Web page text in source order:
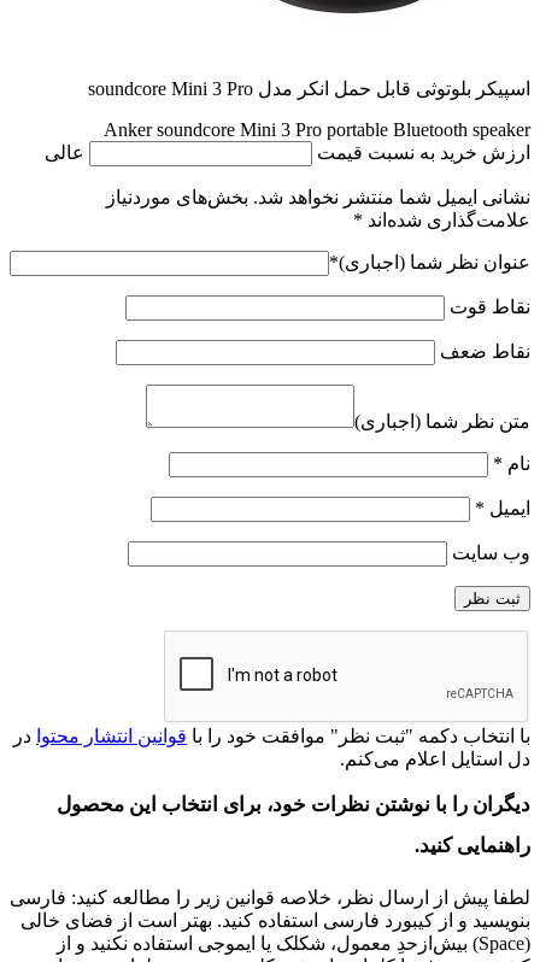
اسپیکر بلوتوثی قابل حمل انکر مدل soundcore Mini 3 Pro
Anker soundcore Mini 3 Pro portable Bluetooth speaker
ارزش خرید به نسبت قیمت
عالی
نشانی ایمیل شما منتشر نخواهد شد. بخش‌های موردنیاز
علامت‌گذاری شده‌اند *
عنوان نظر شما (اجباری)*
نقاط قوت
نقاط ضعف
متن نظر شما (اجباری)
نام *
ایمیل *
وب‌ سایت
با انتخاب دکمه "ثبت نظر" موافقت خود را با قوانین انتشار محتوا در
دل‌ استایل اعلام می‌کنم.
دیگران را با نوشتن نظرات خود، برای انتخاب این محصول
راهنمایی کنید.
لطفا پیش از ارسال نظر، خلاصه قوانین زیر را مطالعه کنید: فارسی
بنویسید و از کیبورد فارسی استفاده کنید. بهتر است از فضای خالی
(Space) بیش‌از‌حدِ معمول، شکلک یا ایموجی استفاده نکنید و از